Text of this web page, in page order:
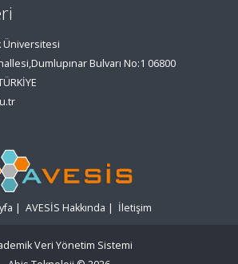
Üniversitesi
Bulvarı No:1 06800
| AVESİS Hakkında | İletişim
Veri Yönetim Sistemi